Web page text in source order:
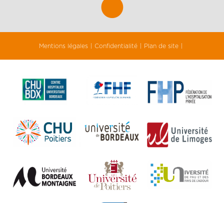
Mentions légales Confidentialité Plan de site